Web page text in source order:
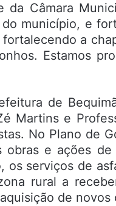
da Câmara
município, e
a
Estamos
de
Martins e
No Plano de
obras e ações
os serviços de
rural a
de